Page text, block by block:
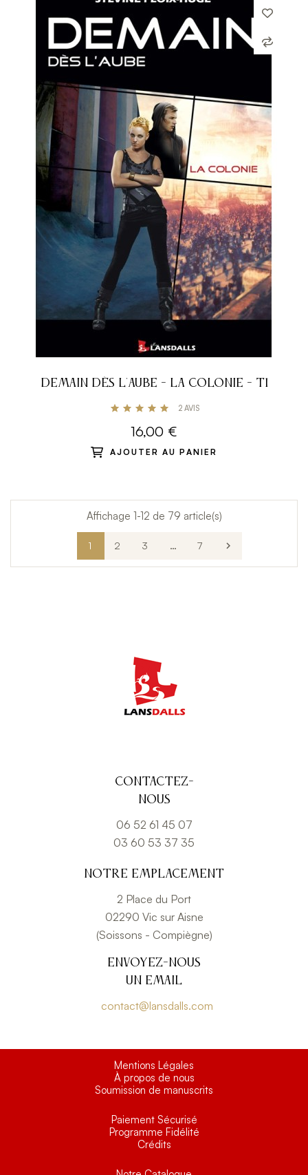
DEMAIN DÈS L'AUBE - LA COLONIE - T1
2AVIS
16,00 €
AJOUTER AU PANIER
Affichage 1-12 de 79 article(s)
1 2 3 … 7 
Contactez-
nous
06 52 61 45 07
03 60 53 37 35
Notre emplacement
2 Place du Port
02290 Vic sur Aisne
(Soissons - Compiègne)
Envoyez-nous
un email
contact@lansdalls.com
Mentions Légales
À propos de nous
Soumission de manuscrits
Paiement Sécurisé
Programme Fidélité
Crédits